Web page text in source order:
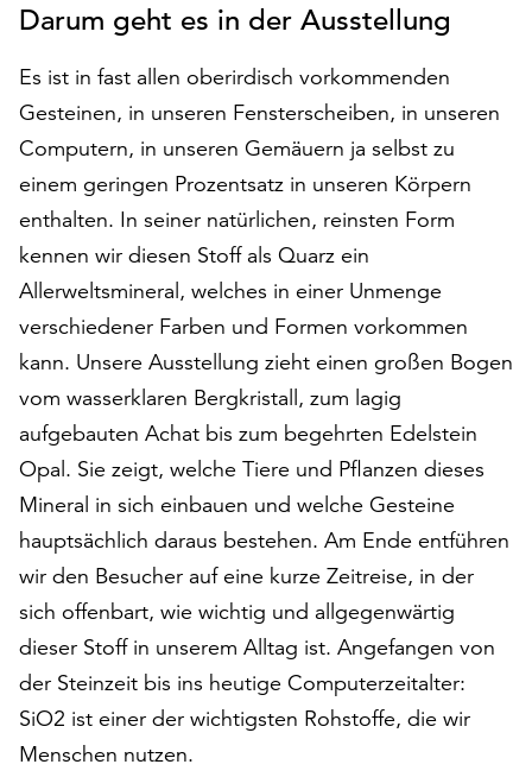
auf
akzeptieren“,
um
alle
Cookies
zu
akzeptieren.
Sie
können
Ihr
Einverständnis
jederzeit
und
widerrufen.
Dafür
steht
Ihnen
am
Ende
der
Seite
die
Schaltfläche
„Cookie-
Einstellungen“
zur
Darum geht es in der Ausstellung
Es ist in fast allen oberirdisch vorkommenden
Gesteinen, in unseren Fensterscheiben, in unseren
Computern, in unseren Gemäuern ja selbst zu
einem geringen Prozentsatz in unseren Körpern
enthalten. In seiner natürlichen, reinsten Form
kennen wir diesen Stoff als Quarz ein
Allerweltsmineral, welches in einer Unmenge
verschiedener Farben und Formen vorkommen
kann. Unsere Ausstellung zieht einen großen Bogen
vom wasserklaren Bergkristall, zum lagig
aufgebauten Achat bis zum begehrten Edelstein
Opal. Sie zeigt, welche Tiere und Pflanzen dieses
Mineral in sich einbauen und welche Gesteine
hauptsächlich daraus bestehen. Am Ende entführen
wir den Besucher auf eine kurze Zeitreise, in der
sich offenbart, wie wichtig und allgegenwärtig
dieser Stoff in unserem Alltag ist. Angefangen von
der Steinzeit bis ins heutige Computerzeitalter:
SiO2 ist einer der wichtigsten Rohstoffe, die wir
Menschen nutzen.